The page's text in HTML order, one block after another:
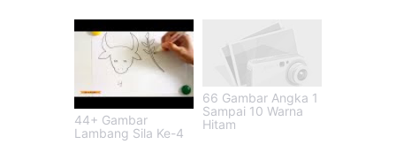
44+ Gambar
Lambang Sila Ke-4
66 Gambar Angka 1
Sampai 10 Warna
Hitam